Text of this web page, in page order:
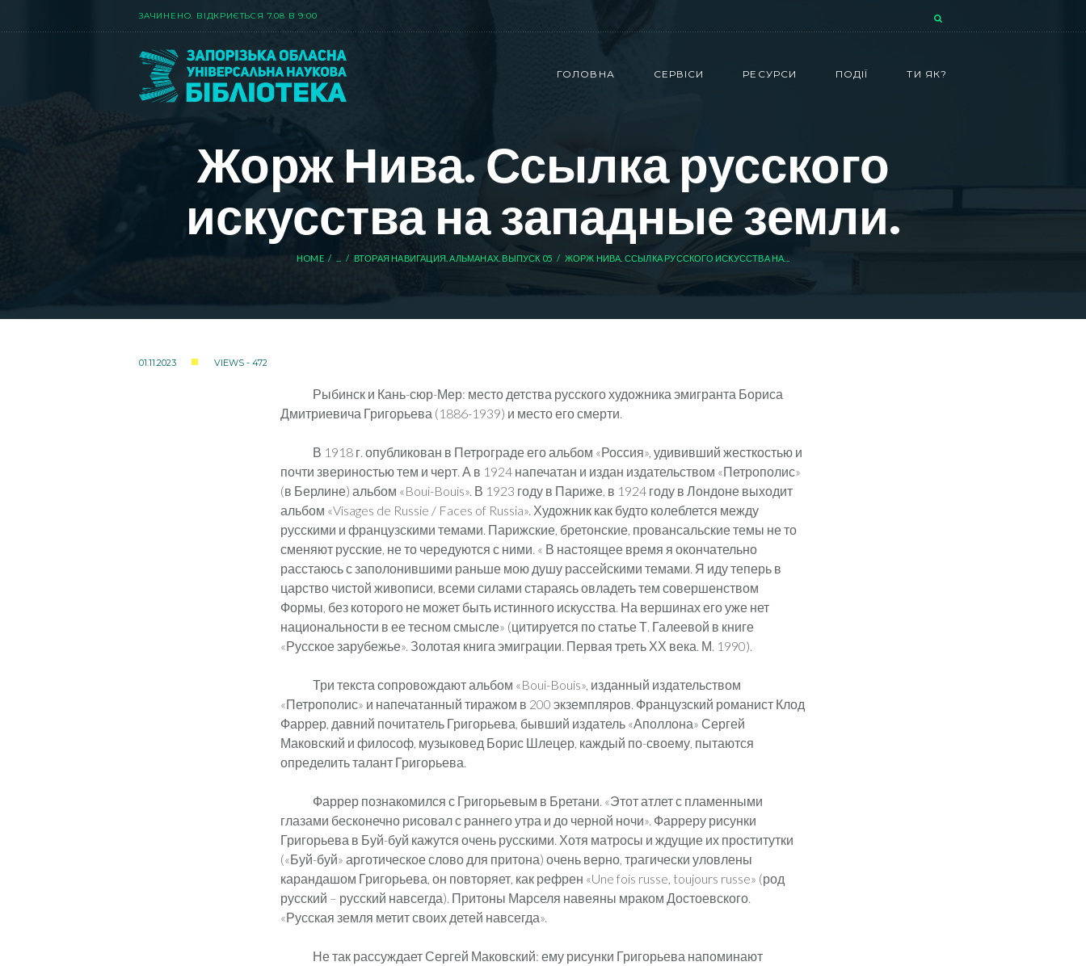
ЗАЧИНЕНО. ВIДКРИЄТЬСЯ 7.08 В 9:00
ГОЛОВНА СЕРВІСИ РЕСУРСИ ПОДІЇ ТИ ЯК?
Жорж Нива. Ссылка русского
искусства на западные земли.
HOME ВТОРАЯ НАВИГАЦИЯ. АЛЬМАНАХ. ВЫПУСК 05 ЖОРЖ НИВА. ССЫЛКА РУССКОГО ИСКУССТВА НА...
01.11.2023 VIEWS - 472
Рыбинск и Кань-сюр-Мер: место детства русского художника эмигранта Бориса
Дмитриевича Григорьева (1886-1939) и место его смерти.
В 1918 г. опубликован в Петрограде его альбом «Россия», удививший жесткостью и
почти звериностью тем и черт. А в 1924 напечатан и издан издательством «Петрополис»
(в Берлине) альбом «Boui-Bouis». В 1923 году в Париже, в 1924 году в Лондоне выходит
альбом «Visages de Russie / Faces of Russia». Художник как будто колеблется между
русскими и французскими темами. Парижские, бретонские, провансальские темы не то
сменяют русские, не то чередуются с ними. « В настоящее время я окончательно
расстаюсь с заполонившими раньше мою душу рассейскими темами. Я иду теперь в
царство чистой живописи, всеми силами стараясь овладеть тем совершенством
Формы, без которого не может быть истинного искусства. На вершинах его уже нет
национальности в ее тесном смысле» (цитируется по статье Т. Галеевой в книге
«Русское зарубежье». Золотая книга эмиграции. Первая треть ХХ века. М. 1990).
Три текста сопровождают альбом «Boui-Bouis», изданный издательством
«Петрополис» и напечатанный тиражом в 200 экземпляров. Французский романист Клод
Фаррер, давний почитатель Григорьева, бывший издатель «Аполлона» Сергей
Маковский и философ, музыковед Борис Шлецер, каждый по-своему, пытаются
определить талант Григорьева.
Фаррер познакомился с Григорьевым в Бретани. «Этот атлет с пламенными
глазами бесконечно рисовал с раннего утра и до черной ночи». Фарреру рисунки
Григорьева в Буй-буй кажутся очень русскими. Хотя матросы и ждущие их проститутки
(«Буй-буй» арготическое слово для притона) очень верно, трагически уловлены
карандашом Григорьева, он повторяет, как рефрен «Une fois russe, toujours russe» (род
русский – русский навсегда). Притоны Марселя навеяны мраком Достоевского.
«Русская земля метит своих детей навсегда».
Не так рассуждает Сергей Маковский: ему рисунки Григорьева напоминают